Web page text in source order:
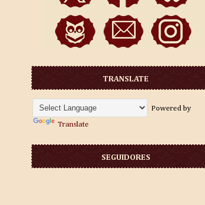
TRANSLATE
Powered by
Translate
SEGUIDORES